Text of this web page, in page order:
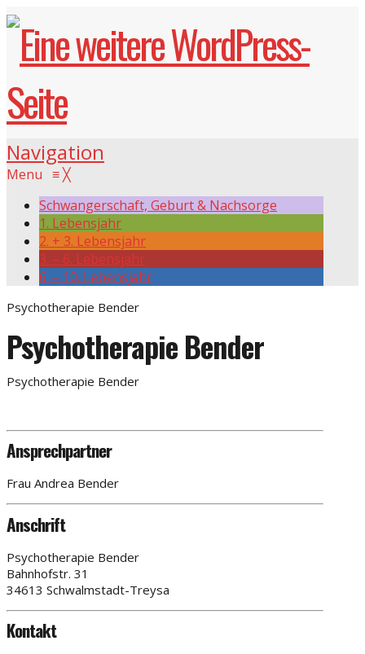
Navigation
Menu ≡╳
Schwangerschaft, Geburt & Nachsorge
1. Lebensjahr
2. + 3. Lebensjahr
3. – 6. Lebensjahr
6. – 10. Lebensjahr
Psychotherapie Bender
Psychotherapie Bender
Psychotherapie Bender
Ansprechpartner
Frau Andrea Bender
Anschrift
Psychotherapie Bender
Bahnhofstr. 31
34613 Schwalmstadt-Treysa
Kontakt